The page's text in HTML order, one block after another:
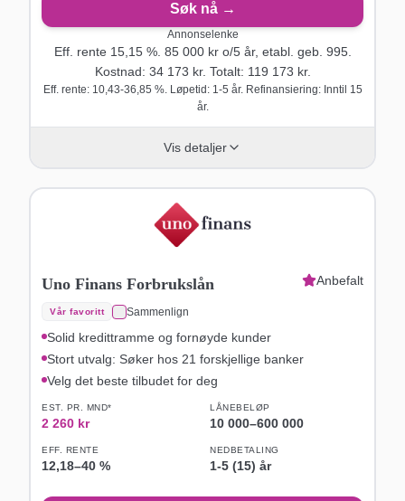
Søk nå →
Annonselenke
Eff. rente 15,15%. 85 000kr o/5år, etabl. geb. 995.
Kostnad: 34 173 kr. Totalt: 119 173 kr.
Eff. rente: 10,43-36,85 %. Løpetid: 1-5 år. Refinansiering: Inntil 15
år.
Vis detaljer
Uno Finans Forbrukslån
Vår favoritt Sammenlign
Anbefalt
Solid kredittramme og fornøyde kunder
Stort utvalg: Søker hos 21 forskjellige banker
Velg det beste tilbudet for deg
EST. PR. MND*
2 260 kr
LÅNEBELØP
10 000–600 000
EFF. RENTE
12,18–40 %
NEDBETALING
1-5 (15) år